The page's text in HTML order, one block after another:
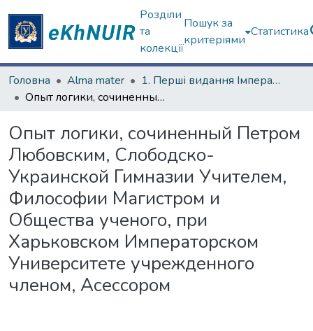
Розділи
та
колекції
Пошук за
критеріями
Статистика
Головна Alma mater
1. Перші видання Імператорського Харківського університету
Опыт логики, сочиненный Петром Любовским, Слободско-Украинской Гимназии Учителем, Философии Магистром и Общества ученого, при Харьковском Императорском Университете учрежденного членом, Асессором
Опыт логики, сочиненный Петром
Любовским, Слободско-
Украинской Гимназии Учителем,
Философии Магистром и
Общества ученого, при
Харьковском Императорском
Университете учрежденного
членом, Асессором